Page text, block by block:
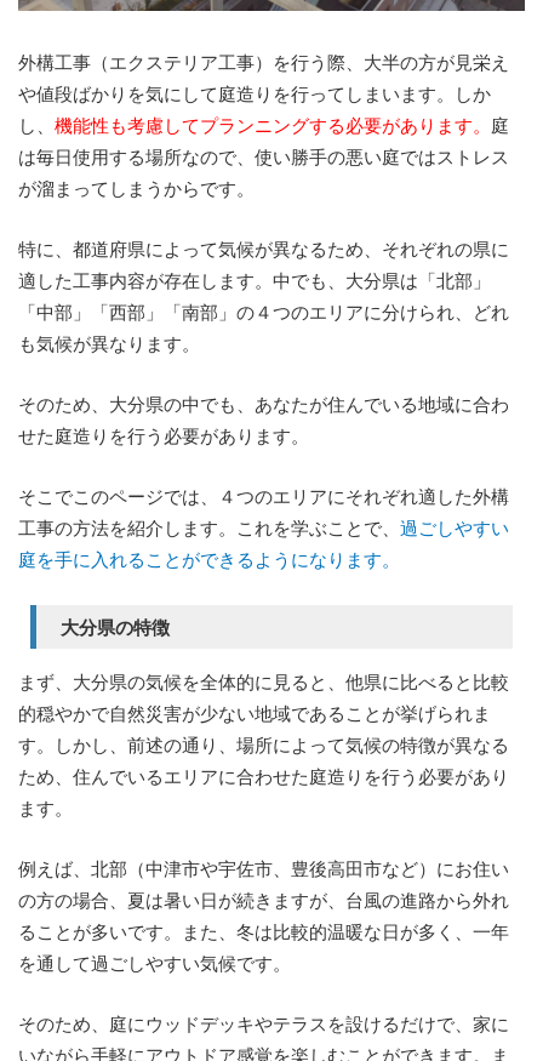
外構工事（エクステリア工事）を行う際、大半の方が見栄え
や値段ばかりを気にして庭造りを行ってしまいます。しか
し、 機能性も考慮してプランニングする必要があります。 庭
は毎日使用する場所なので、使い勝手の悪い庭ではストレス
が溜まってしまうからです。
特に、都道府県によって気候が異なるため、それぞれの県に
適した工事内容が存在します。中でも、大分県は「北部」
「中部」「西部」「南部」の４つのエリアに分けられ、どれ
も気候が異なります。
そのため、大分県の中でも、あなたが住んでいる地域に合わ
せた庭造りを行う必要があります。
そこでこのページでは、４つのエリアにそれぞれ適した外構
工事の方法を紹介します。これを学ぶことで、 過ごしやすい
庭を手に入れることができるようになります。
大分県の特徴
まず、大分県の気候を全体的に見ると、他県に比べると比較
的穏やかで自然災害が少ない地域であることが挙げられま
す。しかし、前述の通り、場所によって気候の特徴が異なる
ため、住んでいるエリアに合わせた庭造りを行う必要があり
ます。
例えば、北部（中津市や宇佐市、豊後高田市など）にお住い
の方の場合、夏は暑い日が続きますが、台風の進路から外れ
ることが多いです。また、冬は比較的温暖な日が多く、一年
を通して過ごしやすい気候です。
そのため、庭にウッドデッキやテラスを設けるだけで、家に
いながら手軽にアウトドア感覚を楽しむことができます。ま